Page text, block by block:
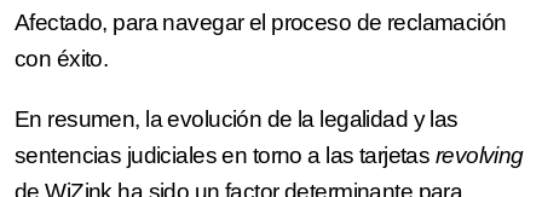
Afectado, para navegar el proceso de reclamación
con éxito.
En resumen, la evolución de la legalidad y las
sentencias judiciales en torno a las tarjetas revolving
de WiZink ha sido un factor determinante para